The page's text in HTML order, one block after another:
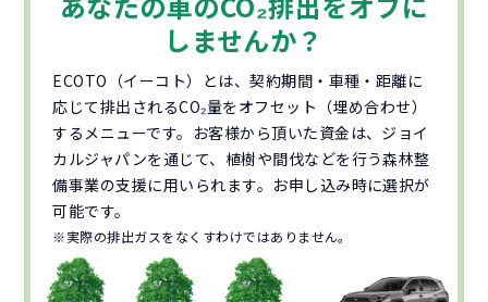
しませんか？
ECOTO（イーコト）とは、契約期間・車種・距離に
応じて排出されるCO₂量をオフセット（埋め合わせ）
するメニューです。お客様から頂いた資金は、ジョイ
カルジャパンを通じて、植樹や間伐などを行う森林整
備事業の支援に用いられます。お申し込み時に選択が
可能です。
※実際の排出ガスをなくすわけではありません。